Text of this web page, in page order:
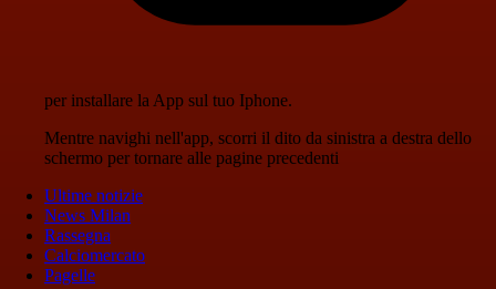
per installare la App sul tuo Iphone.
Mentre navighi nell'app, scorri il dito da sinistra a destra dello
schermo per tornare alle pagine precedenti
Ultime notizie
News Milan
Rassegna
Calciomercato
Pagelle